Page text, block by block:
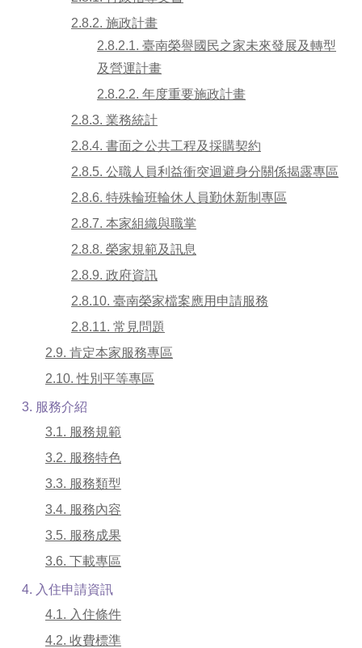
2.8.2. 施政計畫
2.8.2.1. 臺南榮譽國民之家未來發展及轉型
及營運計畫
2.8.2.2. 年度重要施政計畫
2.8.3. 業務統計
2.8.4. 書面之公共工程及採購契約
2.8.5. 公職人員利益衝突迴避身分關係揭露專區
2.8.6. 特殊輪班輪休人員勤休新制專區
2.8.7. 本家組織與職掌
2.8.8. 榮家規範及訊息
2.8.9. 政府資訊
2.8.10. 臺南榮家檔案應用申請服務
2.8.11. 常見問題
2.9. 肯定本家服務專區
2.10. 性別平等專區
3. 服務介紹
3.1. 服務規範
3.2. 服務特色
3.3. 服務類型
3.4. 服務內容
3.5. 服務成果
3.6. 下載專區
4. 入住申請資訊
4.1. 入住條件
4.2. 收費標準